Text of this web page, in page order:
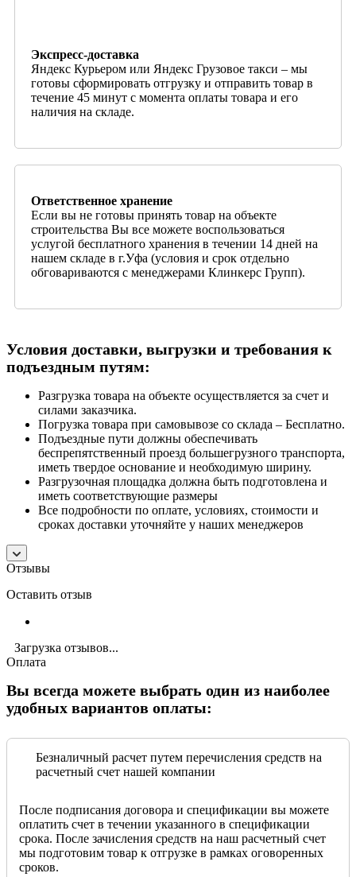
Экспресс-доставка
Яндекс Курьером или Яндекс Грузовое такси – мы
готовы сформировать отгрузку и отправить товар в
течение 45 минут с момента оплаты товара и его
наличия на складе.
Ответственное хранение
Если вы не готовы принять товар на объекте
строительства Вы все можете воспользоваться
услугой бесплатного хранения в течении 14 дней на
нашем складе в г.Уфа (условия и срок отдельно
обговариваются с менеджерами Клинкерс Групп).
Условия доставки, выгрузки и требования к
подъездным путям:
Разгрузка товара на объекте осуществляется за счет и
силами заказчика.
Погрузка товара при самовывозе со склада – Бесплатно.
Подъездные пути должны обеспечивать
беспрепятственный проезд большегрузного транспорта,
иметь твердое основание и необходимую ширину.
Разгрузочная площадка должна быть подготовлена и
иметь соответствующие размеры
Все подробности по оплате, условиях, стоимости и
сроках доставки уточняйте у наших менеджеров
Отзывы
Оставить отзыв
Загрузка отзывов...
Оплата
Вы всегда можете выбрать один из наиболее
удобных вариантов оплаты:
Безналичный расчет путем перечисления средств на
расчетный счет нашей компании
После подписания договора и спецификации вы можете
оплатить счет в течении указанного в спецификации
срока. После зачисления средств на наш расчетный счет
мы подготовим товар к отгрузке в рамках оговоренных
сроков.